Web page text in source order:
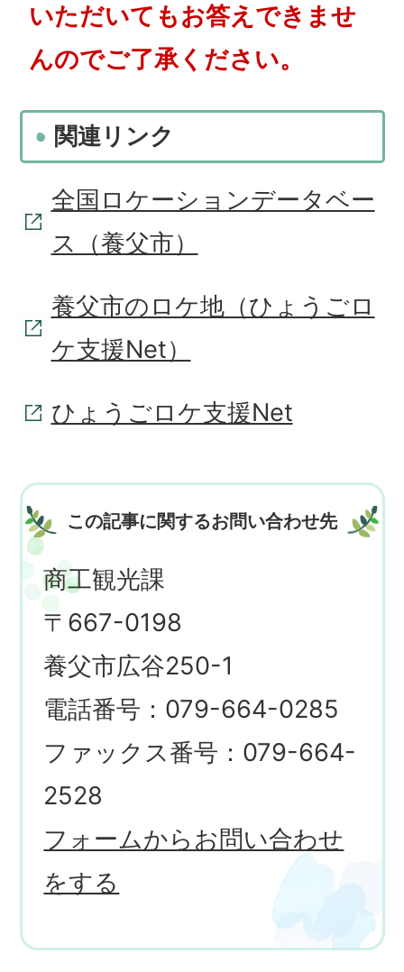
いただいてもお答えできませ
んのでご了承ください。
関連リンク
全国ロケーションデータベー
ス（養父市）
養父市のロケ地（ひょうごロ
ケ支援Net）
ひょうごロケ支援Net
この記事に関するお問い合わせ先
商工観光課
〒667-0198
養父市広谷250-1
電話番号：079-664-0285
ファックス番号：079-664-
2528
フォームからお問い合わせ
をする